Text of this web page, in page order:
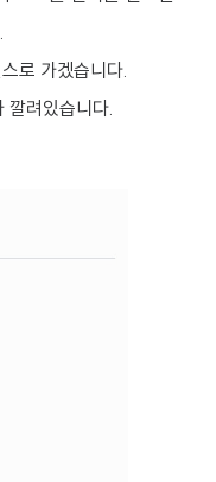
로 가겠습니다.
깔려있습니다.